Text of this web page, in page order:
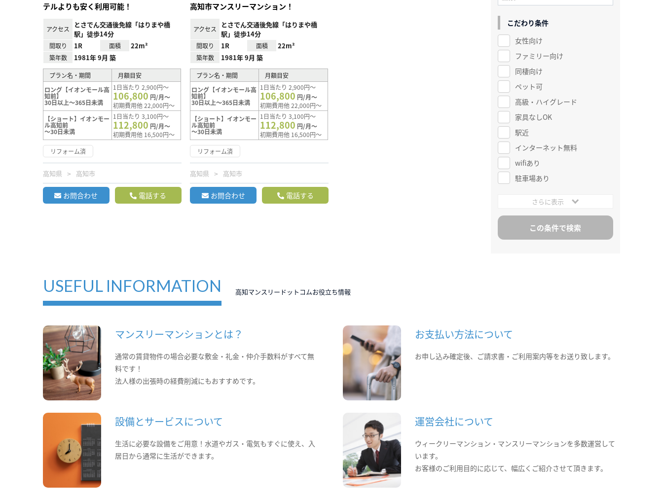
テルよりも安く利用可能！
アクセス
とさでん交通後免線「はりまや橋
駅」徒歩14分
間取り 1R 面積 22m²
築年数 1981年 9月 築
プラン名・期間
月額目安
ロング【イオンモール高
知前】
30日以上～365日未満
1日当たり 2,900円～
106,800 円/月～
初期費用他 22,000円～
【ショート】イオンモー
ル高知前
～30日未満
1日当たり 3,100円～
112,800 円/月～
初期費用他 16,500円～
リフォーム済
高知県 高知市
お問合わせ 電話する
高知市マンスリーマンション！
アクセス
とさでん交通後免線「はりまや橋
駅」徒歩14分
間取り 1R 面積 22m²
築年数 1981年 9月 築
プラン名・期間
月額目安
ロング【イオンモール高
知前】
30日以上～365日未満
1日当たり 2,900円～
106,800 円/月～
初期費用他 22,000円～
【ショート】イオンモー
ル高知前
～30日未満
1日当たり 3,100円～
112,800 円/月～
初期費用他 16,500円～
リフォーム済
高知県 高知市
お問合わせ 電話する
こだわり条件
女性向け
ファミリー向け
同棲向け
ペット可
高級・ハイグレード
家具なしOK
駅近
インターネット無料
wifiあり
駐車場あり
さらに表示
USEFUL INFORMATION 高知マンスリードットコムお役立ち情報
マンスリーマンションとは？
通常の賃貸物件の場合必要な敷金・礼金・仲介手数料がすべて無
料です！
法人様の出張時の経費削減にもおすすめです。
お支払い方法について
お申し込み確定後、ご請求書・ご利用案内等をお送り致します。
設備とサービスについて
生活に必要な設備をご用意！水道やガス・電気もすぐに使え、入
居日から通常に生活ができます。
運営会社について
ウィークリーマンション・マンスリーマンションを多数運営して
います。
お客様のご利用目的に応じて、幅広くご紹介させて頂きます。